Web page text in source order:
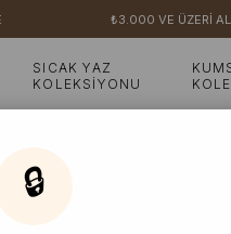
₺3.000 VE ÜZERİ
SICAK YAZ
KOLEKSİYONU
🔒